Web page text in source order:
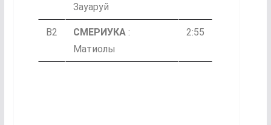
Зауаруй
B2 СМЕРИУКА :
Матиолы
2:55